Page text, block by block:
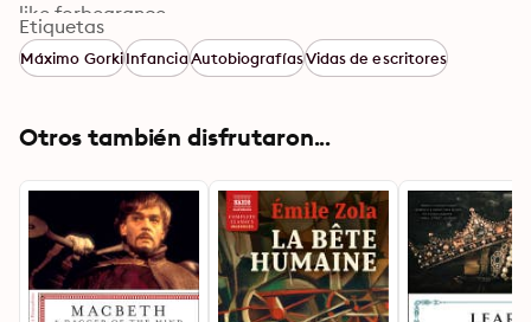
like forbearance.
Etiquetas
Máximo GorkiInfanciaAutobiografíasVidas de escritores
Otros también disfrutaron...